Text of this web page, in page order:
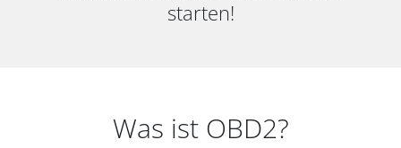
starten!
Was ist OBD2?